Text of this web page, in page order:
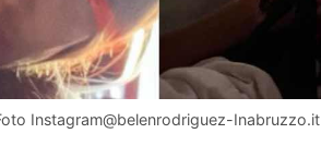
Instagram@belenrodriguez-Inabruzzo.it